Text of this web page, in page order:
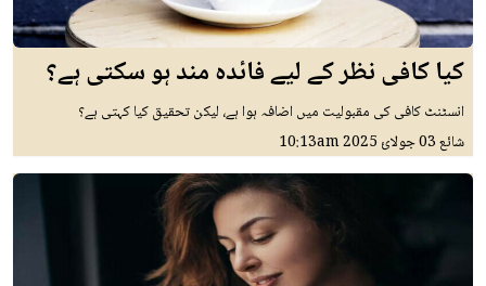
کیا کافی نظر کے لیے فائدہ مند ہو سکتی ہے؟
انسٹنٹ کافی کی مقبولیت میں اضافہ ہوا ہے، لیکن تحقیق کیا کہتی ہے؟
شائع03 جولائ 2025 10:13am